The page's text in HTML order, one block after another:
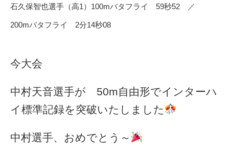
石久保智也選手（高1）100mバタフライ 59秒52 ／
200mバタフライ 2分14秒08
今大会
中村天音選手が 50m自由形でインターハ
イ標準記録を突破いたしました
中村選手、おめでとう～